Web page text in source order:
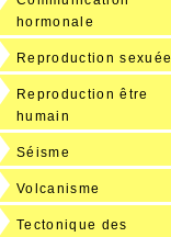
hormonale
Reproduction sexuée
Reproduction être
humain
Séisme
Volcanisme
Tectonique des